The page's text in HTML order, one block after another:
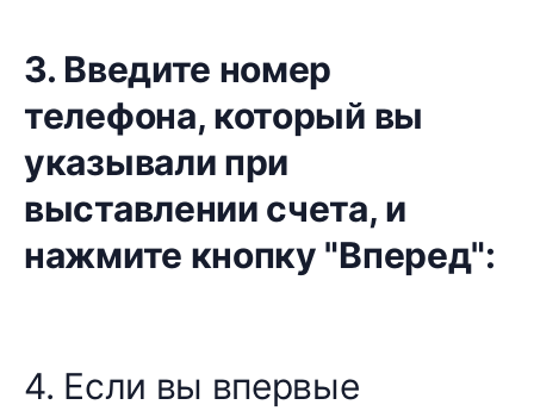
3. Введите номер
телефона, который вы
указывали при
выставлении счета, и
нажмите кнопку "Вперед":
4. Если вы впервые